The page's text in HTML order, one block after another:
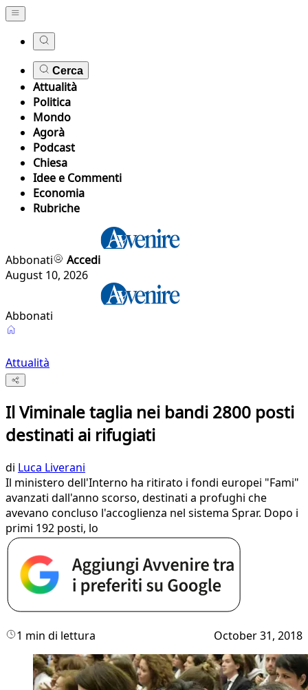
Cerca
Attualità
Politica
Mondo
Agorà
Podcast
Chiesa
Idee e Commenti
Economia
Rubriche
Abbonati
Accedi
August 10, 2026
Abbonati
Attualità
Il Viminale taglia nei bandi 2800 posti
destinati ai rifugiati
di Luca Liverani
Il ministero dell'Interno ha ritirato i fondi europei "Fami"
avanzati dall'anno scorso, destinati a profughi che
avevano concluso l'accoglienza nel sistema Sprar. Dopo i
primi 192 posti, lo
1 min di lettura October 31, 2018